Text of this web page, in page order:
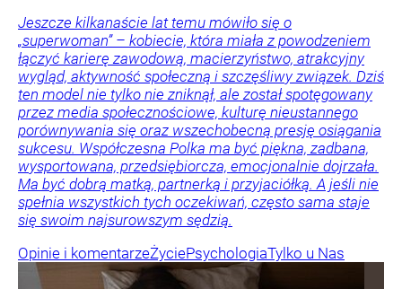
Jeszcze kilkanaście lat temu mówiło się o
„superwoman” – kobiecie, która miała z powodzeniem
łączyć karierę zawodową, macierzyństwo, atrakcyjny
wygląd, aktywność społeczną i szczęśliwy związek. Dziś
ten model nie tylko nie zniknął, ale został spotęgowany
przez media społecznościowe, kulturę nieustannego
porównywania się oraz wszechobecną presję osiągania
sukcesu. Współczesna Polka ma być piękna, zadbana,
wysportowana, przedsiębiorcza, emocjonalnie dojrzała.
Ma być dobrą matką, partnerką i przyjaciółką. A jeśli nie
spełnia wszystkich tych oczekiwań, często sama staje
się swoim najsurowszym sędzią.
Opinie i komentarzeŻyciePsychologiaTylko u Nas